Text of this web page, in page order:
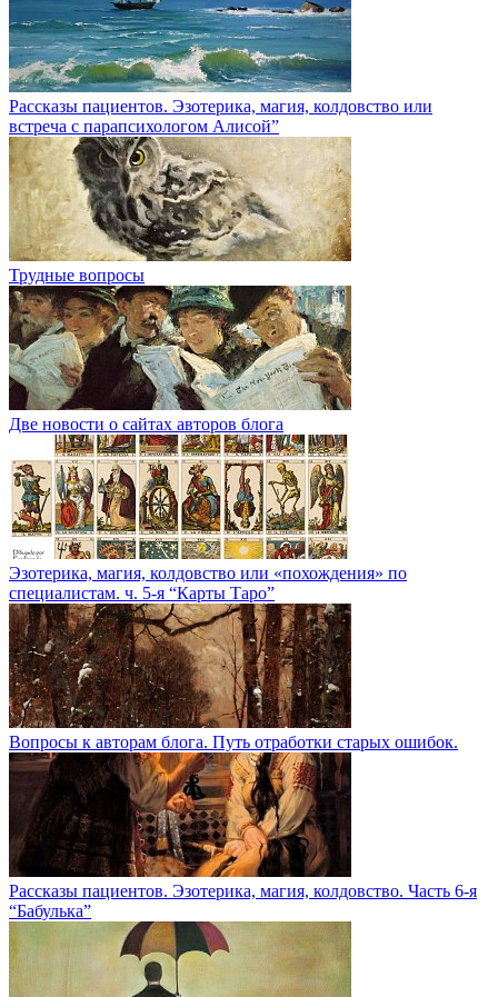
Рассказы пациентов. Эзотерика, магия, колдовство или
встреча с парапсихологом Алисой”
Трудные вопросы
Две новости о сайтах авторов блога
Эзотерика, магия, колдовство или «похождения» по
специалистам. ч. 5-я “Карты Таро”
Вопросы к авторам блога. Путь отработки старых ошибок.
Рассказы пациентов. Эзотерика, магия, колдовство. Часть 6-я
“Бабулька”